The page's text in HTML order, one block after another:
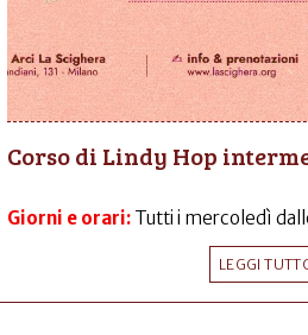
Corso di Lindy Hop
Giorni e orari: Tutti i mercoledì
LEGGI